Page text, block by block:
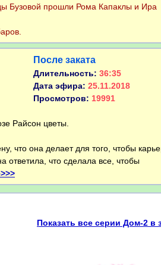
Бузовой прошли Рома Капаклы и Ира
После заката
Длительность: 36:35
Дата эфира: 25.11.2018
Просмотров: 19991
Райсон цветы.
что она делает для того, чтобы
ответила, что сделала все, чтобы
Показать все серии Дом-2 в